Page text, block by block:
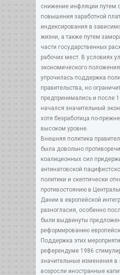
снижение инфляции путем
повышения заработной
индексирования в
жизни, а также путем
части государственных
рабочих мест. В условиях
экономического
упрочилась поддержка
правительства, но
предпринимались и после
начался значительный
хотя безработица по-
высоком уровне.
Внешняя политика
была довольно
коалиционных сил
антинатовской
политики и скептически
противостоянию в
Дании в европейской
разногласия, особенно
были выдвинуты
реформированию
Поддержка этих
референдуме 1986
значительные изменения в
возросли иностранные